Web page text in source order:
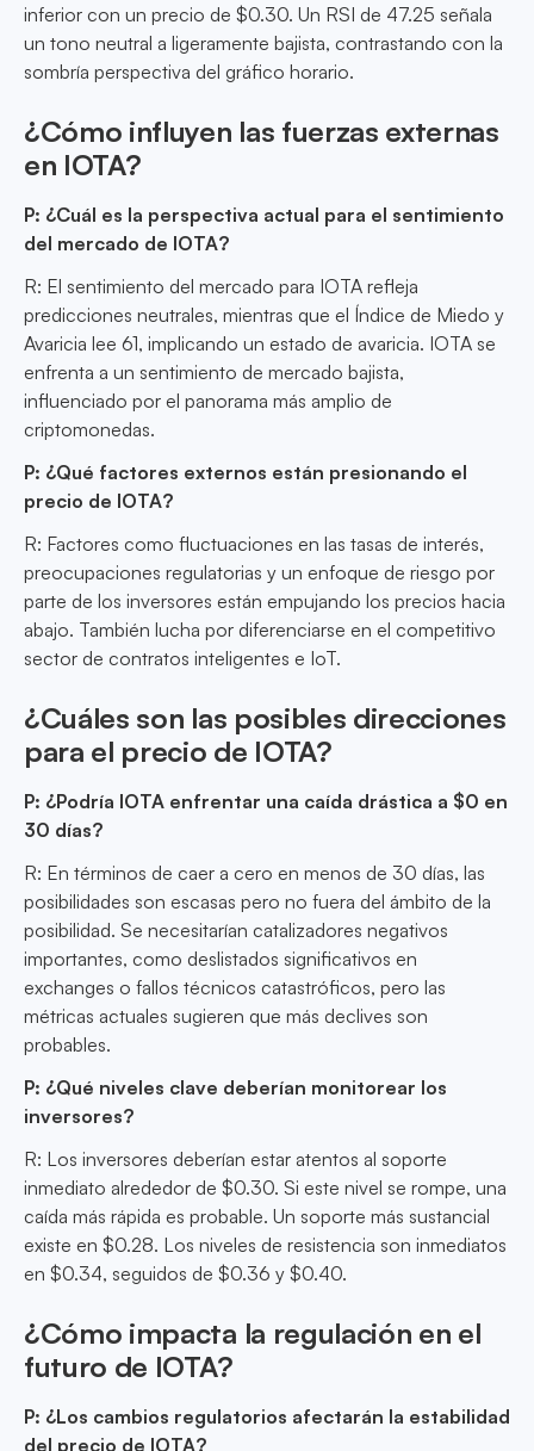
inferior con un precio de $0.30. Un RSI de 47.25 señala
un tono neutral a ligeramente bajista, contrastando con la
sombría perspectiva del gráfico horario.
¿Cómo influyen las fuerzas externas
en IOTA?
P: ¿Cuál es la perspectiva actual para el sentimiento
del mercado de IOTA?
R: El sentimiento del mercado para IOTA refleja
predicciones neutrales, mientras que el Índice de Miedo y
Avaricia lee 61, implicando un estado de avaricia. IOTA se
enfrenta a un sentimiento de mercado bajista,
influenciado por el panorama más amplio de
criptomonedas.
P: ¿Qué factores externos están presionando el
precio de IOTA?
R: Factores como fluctuaciones en las tasas de interés,
preocupaciones regulatorias y un enfoque de riesgo por
parte de los inversores están empujando los precios hacia
abajo. También lucha por diferenciarse en el competitivo
sector de contratos inteligentes e IoT.
¿Cuáles son las posibles direcciones
para el precio de IOTA?
P: ¿Podría IOTA enfrentar una caída drástica a $0 en
30 días?
R: En términos de caer a cero en menos de 30 días, las
posibilidades son escasas pero no fuera del ámbito de la
posibilidad. Se necesitarían catalizadores negativos
importantes, como deslistados significativos en
exchanges o fallos técnicos catastróficos, pero las
métricas actuales sugieren que más declives son
probables.
P: ¿Qué niveles clave deberían monitorear los
inversores?
R: Los inversores deberían estar atentos al soporte
inmediato alrededor de $0.30. Si este nivel se rompe, una
caída más rápida es probable. Un soporte más sustancial
existe en $0.28. Los niveles de resistencia son inmediatos
en $0.34, seguidos de $0.36 y $0.40.
¿Cómo impacta la regulación en el
futuro de IOTA?
P: ¿Los cambios regulatorios afectarán la estabilidad
del precio de IOTA?